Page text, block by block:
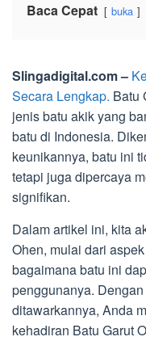
Baca Cepat buka
Slingadigital.com –
Secara Lengkap. Batu
jenis batu akik yang
batu di Indonesia.
keunikannya, batu ini
tetapi juga dipercaya
signifikan.
Dalam artikel ini, kita
Ohen, mulai dari
bagaimana batu ini
penggunanya.
ditawarkannya, Anda
kehadiran Batu Garut